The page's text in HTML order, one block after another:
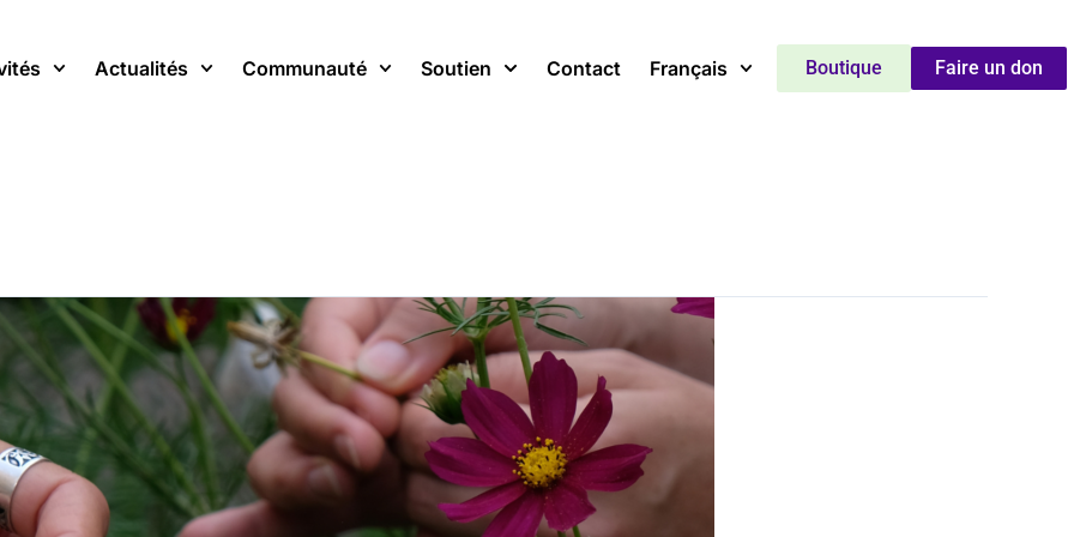
Actualités Communauté Soutien Contact Français Faire un don
Boutique